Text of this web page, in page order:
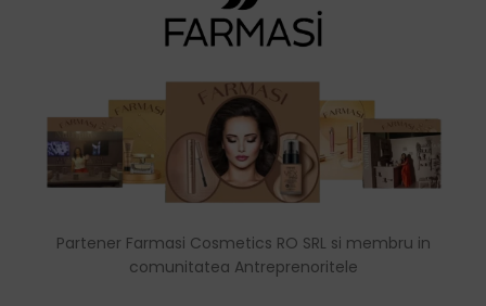
Partener Farmasi Cosmetics RO SRL si membru in
comunitatea Antreprenoritele